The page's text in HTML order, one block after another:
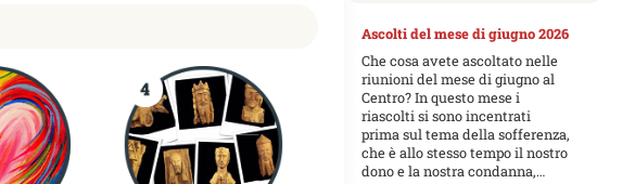
Ascolti del mese di giugno 2026
Che cosa avete ascoltato nelle
riunioni del mese di giugno al
Centro? In questo mese i
riascolti si sono incentrati
prima sul tema della sofferenza,
che è allo stesso tempo il nostro
dono e la nostra condanna,…